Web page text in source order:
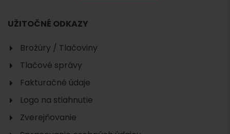
UŽITOČNÉ ODKAZY
Brožúry / Tlačoviny
Tlačové správy
Fakturačné údaje
Logo na stiahnutie
Zverejňovanie